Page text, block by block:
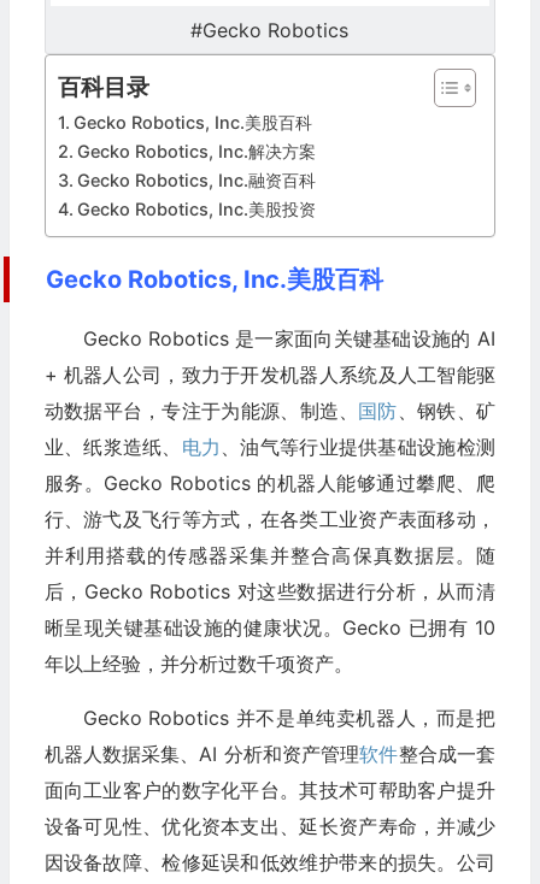
#Gecko Robotics
百科目录
Gecko Robotics, Inc.美股百科
Gecko Robotics, Inc.解决方案
Gecko Robotics, Inc.融资百科
Gecko Robotics, Inc.美股投资
Gecko Robotics, Inc.美股百科
Gecko Robotics 是一家面向关键基础设施的 AI
+ 机器人公司，致力于开发机器人系统及人工智能驱
动数据平台，专注于为能源、制造、 国防 、钢铁、矿
业、纸浆造纸、 电力 、油气等行业提供基础设施检测
服务。Gecko Robotics 的机器人能够通过攀爬、爬
行、游弋及飞行等方式，在各类工业资产表面移动，
并利用搭载的传感器采集并整合高保真数据层。随
后，Gecko Robotics 对这些数据进行分析，从而清
晰呈现关键基础设施的健康状况。Gecko 已拥有 10
年以上经验，并分析过数千项资产。
Gecko Robotics 并不是单纯卖机器人，而是把
机器人数据采集、AI 分析和资产管理软件整合成一套
面向工业客户的数字化平台。其技术可帮助客户提升
设备可见性、优化资本支出、延长资产寿命，并减少
因设备故障、检修延误和低效维护带来的损失。公司